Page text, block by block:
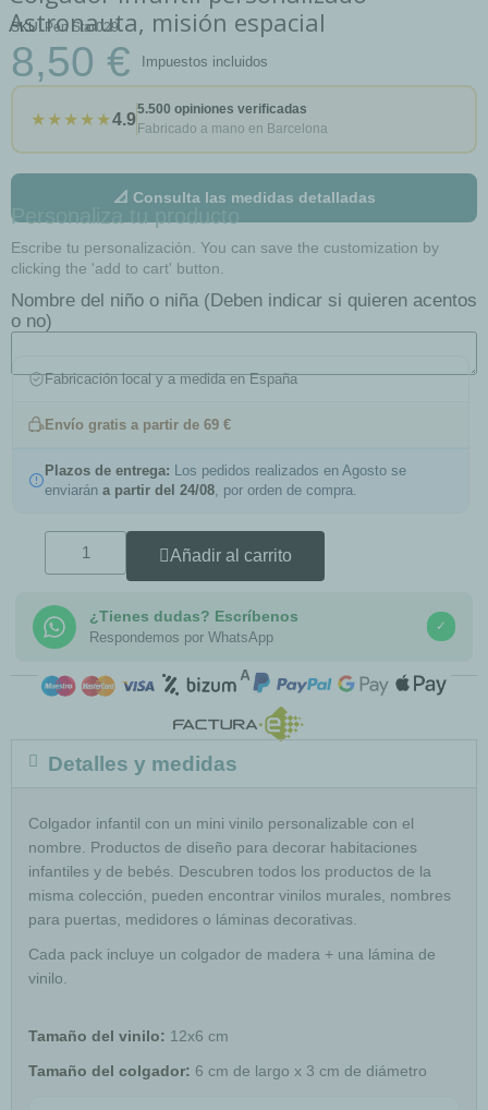
Astronauta, misión espacial
SKU Pen Star029
8,50 € Impuestos incluidos
★★★★★4.9
5.500 opiniones verificadas
Fabricado a mano en Barcelona
📐 Consulta las medidas detalladas
Personaliza tu producto
Escribe tu personalización. You can save the customization by
clicking the 'add to cart' button.
Nombre del niño o niña (Deben indicar si quieren acentos
o no)
Fabricación local y a medida en España
Envío gratis a partir de 69 €
Plazos de entrega: Los pedidos realizados en Agosto se
enviarán a partir del 24/08 , por orden de compra.
Añadir al carrito
¿Tienes dudas? Escríbenos
Respondemos por WhatsApp
✓
COMPRA SEGURA
Detalles y medidas
Colgador infantil con un mini vinilo personalizable con el
nombre. Productos de diseño para decorar habitaciones
infantiles y de bebés. Descubren todos los productos de la
misma colección, pueden encontrar vinilos murales, nombres
para puertas, medidores o láminas decorativas.
Cada pack incluye un colgador de madera + una lámina de
vinilo.
Tamaño del vinilo: 12x6 cm
Tamaño del colgador: 6 cm de largo x 3 cm de diámetro